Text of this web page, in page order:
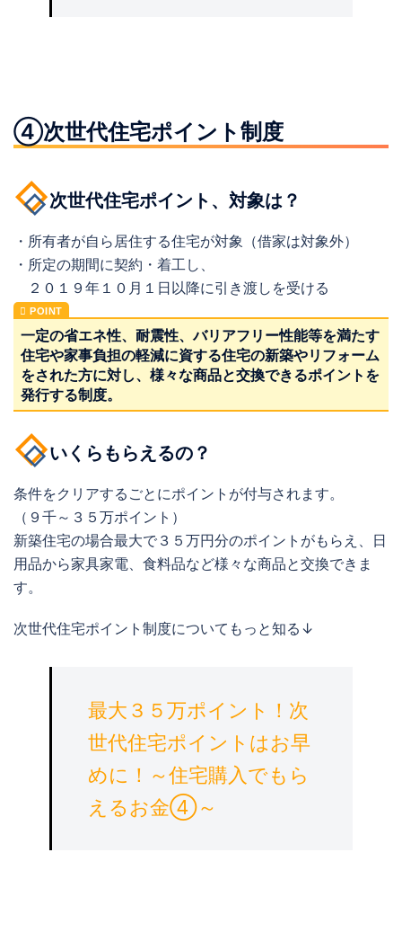
④次世代住宅ポイント制度
次世代住宅ポイント、対象は？
・所有者が自ら居住する住宅が対象（借家は対象外）
・所定の期間に契約・着工し、
２０１９年１０月１日以降に引き渡しを受ける
一定の省エネ性、耐震性、バリアフリー性能等を満たす
住宅や家事負担の軽減に資する住宅の新築やリフォーム
をされた方に対し、様々な商品と交換できるポイントを
発行する制度。
いくらもらえるの？
条件をクリアするごとにポイントが付与されます。
（９千～３５万ポイント）
新築住宅の場合最大で３５万円分のポイントがもらえ、日
用品から家具家電、食料品など様々な商品と交換できま
す。
次世代住宅ポイント制度についてもっと知る↓
最大３５万ポイント！次
世代住宅ポイントはお早
めに！～住宅購入でもら
えるお金④～